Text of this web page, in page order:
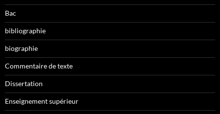
Bac
bibliographie
biographie
Commentaire de texte
Dissertation
Enseignement supérieur